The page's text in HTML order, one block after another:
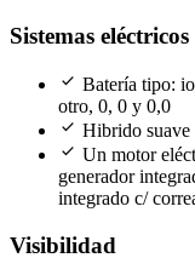
Sistemas
check Batería tipo:
otro, 0, 0 y 0,0
check Hibrido suave
check Un motor
generador
integrado c/
Visibilidad